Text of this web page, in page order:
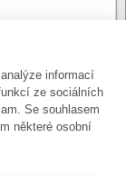
var A a
5
informací
ze sociálních
Se souhlasem
některé osobní